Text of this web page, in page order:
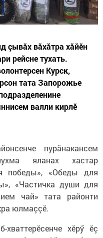
çывăх вăхăтра хăйӗн
рейсне тухать.
Курск,
тата Запорожье
валли кирлӗ
пурăнакансем
яланах хастар
победы», «Обеды для
«Частичка души для
чай» тата районти
юлмаççӗ.
хӗрӳ ӗç